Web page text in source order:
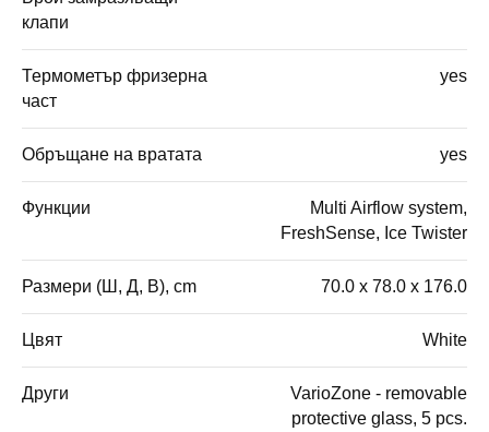
клапи
Термометър фризерна
част
yes
Обръщане на вратата yes
Функции
Multi Airflow system,
FreshSense, Ice Twister
Размери (Ш, Д, В), cm 70.0 x 78.0 x 176.0
Цвят White
Други
VarioZone - removable
protective glass, 5 pcs.